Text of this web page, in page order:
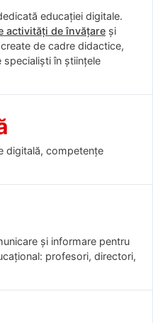
educației digitale.
activități de învățare și
create de cadre didactice,
specialiști în științele
digitală, competențe
și informare pentru
profesori, directori,